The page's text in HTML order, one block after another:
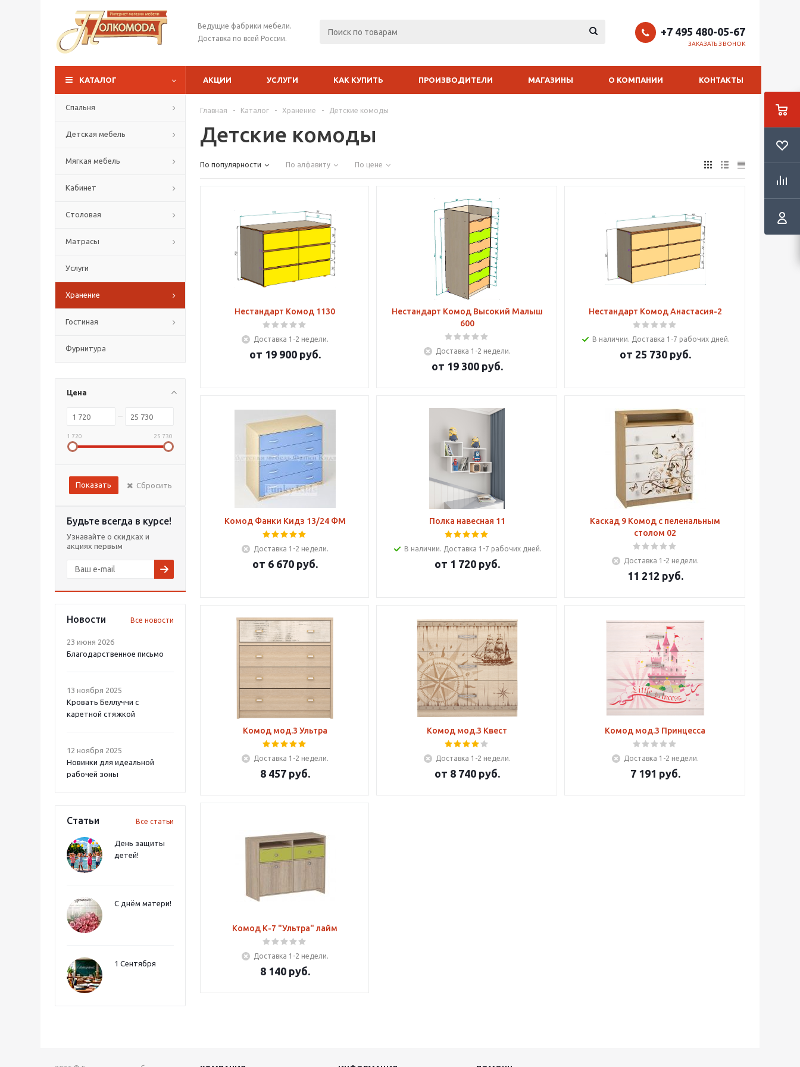
Ведущие фабрики мебели.
Доставка по всей России.
+7 495 480-05-67
ЗАКАЗАТЬ ЗВОНОК
КАТАЛОГ АКЦИИ УСЛУГИ КАК КУПИТЬ ПРОИЗВОДИТЕЛИ МАГАЗИНЫ О КОМПАНИИ КОНТАКТЫ
Спальня
Детская мебель
Мягкая мебель
Кабинет
Столовая
Матрасы
Услуги
Хранение
Гостиная
Фурнитура
Цена
1 720 25 730
Показать Сбросить
Будьте всегда в курсе!
Узнавайте о скидках и
акциях первым
Новости Все новости
23 июня 2026
Благодарственное письмо
13 ноября 2025
Кровать Беллуччи с
каретной стяжкой
12 ноября 2025
Новинки для идеальной
рабочей зоны
Статьи Все статьи
День защиты
детей!
С днём матери!
1 Сентября
Главная - Каталог - Хранение - Детские комоды
Детские комоды
По популярности По алфавиту По цене
Нестандарт Комод 1130
Доставка 1-2 недели.
от 19 900 руб.
Нестандарт Комод Высокий Малыш
600
Доставка 1-2 недели.
от 19 300 руб.
Нестандарт Комод Анастасия-2
В наличии. Доставка 1-7 рабочих дней.
от 25 730 руб.
Комод Фанки Кидз 13/24 ФМ
Доставка 1-2 недели.
от 6 670 руб.
Полка навесная 11
В наличии. Доставка 1-7 рабочих дней.
от 1 720 руб.
Каскад 9 Комод с пеленальным
столом 02
Доставка 1-2 недели.
11 212 руб.
Комод мод.3 Ультра
Доставка 1-2 недели.
8 457руб.
Комод мод.3 Квест
Доставка 1-2 недели.
от 8 740 руб.
Комод мод.3 Принцесса
Доставка 1-2 недели.
7 191 руб.
Комод К-7 "Ультра" лайм
Доставка 1-2 недели.
8 140руб.